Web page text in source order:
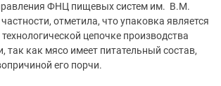
ФНЦ пищевых систем им. В.М.
отметила, что упаковка является
цепочке производства
так как мясо имеет питательный состав,
его порчи.